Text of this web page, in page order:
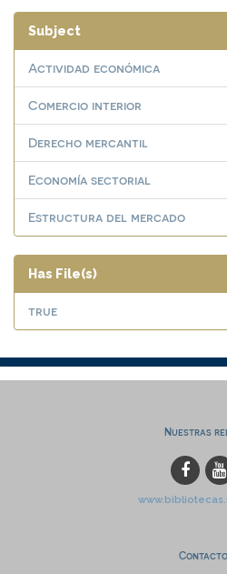
Subject
Actividad económica
Comercio interior
Derecho mercantil
Economía sectorial
Estructura del mercado
Has File(s)
true
Nuestras
Contacto